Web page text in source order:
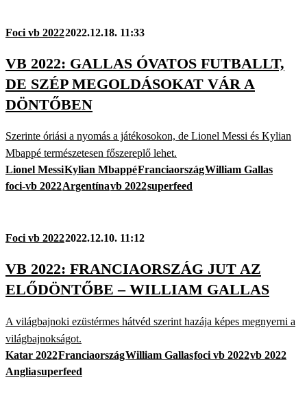
Foci vb 20222022.12.18. 11:33
VB 2022: GALLAS ÓVATOS FUTBALLT,
DE SZÉP MEGOLDÁSOKAT VÁR A
DÖNTŐBEN
Szerinte óriási a nyomás a játékosokon, de Lionel Messi és Kylian
Mbappé természetesen főszereplő lehet.
Lionel MessiKylian MbappéFranciaországWilliam Gallas
foci-vb 2022Argentínavb 2022superfeed
Foci vb 20222022.12.10. 11:12
VB 2022: FRANCIAORSZÁG JUT AZ
ELŐDÖNTŐBE – WILLIAM GALLAS
A világbajnoki ezüstérmes hátvéd szerint hazája képes megnyerni a
világbajnokságot.
Katar 2022FranciaországWilliam Gallasfoci vb 2022vb 2022
Angliasuperfeed